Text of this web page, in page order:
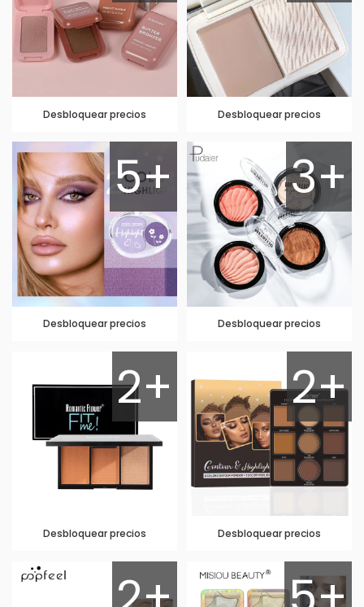
Desbloquear precios Desbloquear precios
5+
Desbloquear precios
3+
Desbloquear precios
2+
Desbloquear precios
2+
Desbloquear precios